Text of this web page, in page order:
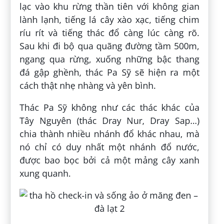
lạc vào khu rừng thần tiên với không gian
lành lạnh, tiếng lá cây xào xạc, tiếng chim
ríu rít và tiếng thác đổ càng lúc càng rõ.
Sau khi đi bộ qua quãng đường tầm 500m,
ngang qua rừng, xuống những bậc thang
đá gập ghềnh, thác Pa Sỹ sẽ hiện ra một
cách thật nhẹ nhàng và yên bình.
Thác Pa Sỹ không như các thác khác của
Tây Nguyên (thác Dray Nur, Dray Sap…)
chia thành nhiều nhánh đổ khác nhau, mà
nó chỉ có duy nhất một nhánh đổ nước,
được bao bọc bởi cả một mảng cây xanh
xung quanh.